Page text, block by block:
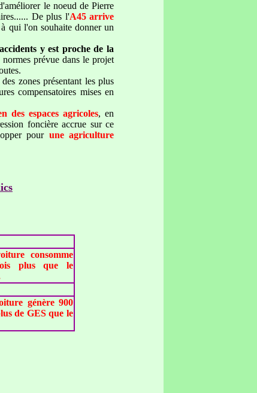
le noeud de Pierre
De plus l'A45 arrive
qui l'on souhaite donner un
y est proche de la
prévue dans le projet
zones présentant les plus
compensatoires mises en
des espaces agricoles, en
foncière accrue sur ce
pour une agriculture
consomme
plus que le
génère 900
de GES que le